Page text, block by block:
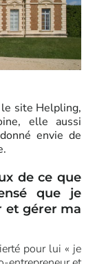
site Helpling,
elle aussi
envie de
de ce que
que je
et gérer ma
pour lui « je